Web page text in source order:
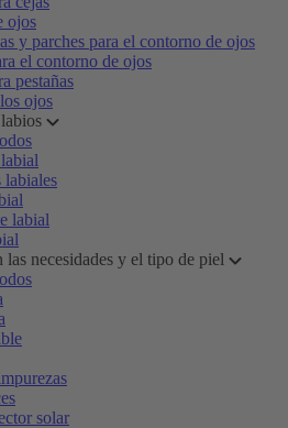
ojos
y parches para el contorno de ojos
el contorno de ojos
pestañas
ojos
labiales
labial
las necesidades y el tipo de piel
solar